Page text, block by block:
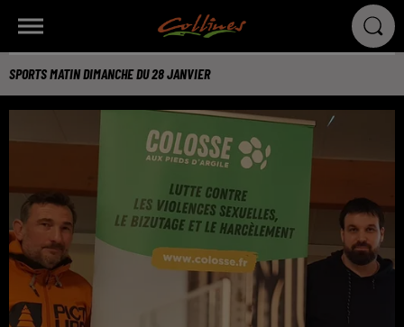
SPORTS MATIN DIMANCHE DU 28 JANVIER